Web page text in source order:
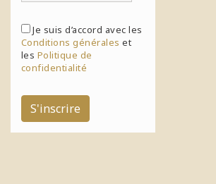
Je suis d’accord avec les
Conditions générales et
les Politique de
confidentialité
S'inscrire